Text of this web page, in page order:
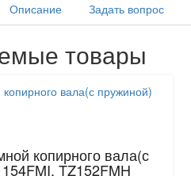
Описание Задать вопрос
товары
копирного вала(с
TZ152FMH